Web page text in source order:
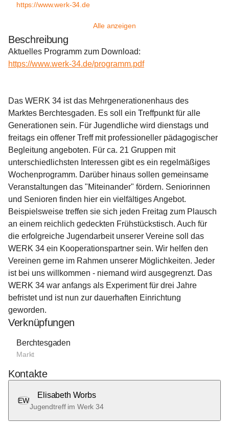
https://www.werk-34.de
Alle anzeigen
Beschreibung
Aktuelles Programm zum Download:
https://www.werk-34.de/programm.pdf
Das WERK 34 ist das Mehrgenerationenhaus des
Marktes Berchtesgaden. Es soll ein Treffpunkt für alle
Generationen sein. Für Jugendliche wird dienstags und
freitags ein offener Treff mit professioneller pädagogischer
Begleitung angeboten. Für ca. 21 Gruppen mit
unterschiedlichsten Interessen gibt es ein regelmäßiges
Wochenprogramm. Darüber hinaus sollen gemeinsame
Veranstaltungen das "Miteinander" fördern. Seniorinnen
und Senioren finden hier ein vielfältiges Angebot.
Beispielsweise treffen sie sich jeden Freitag zum Plausch
an einem reichlich gedeckten Frühstückstisch. Auch für
die erfolgreiche Jugendarbeit unserer Vereine soll das
WERK 34 ein Kooperationspartner sein. Wir helfen den
Vereinen gerne im Rahmen unserer Möglichkeiten. Jeder
ist bei uns willkommen - niemand wird ausgegrenzt. Das
WERK 34 war anfangs als Experiment für drei Jahre
befristet und ist nun zur dauerhaften Einrichtung
geworden.
Verknüpfungen
Berchtesgaden
Markt
Kontakte
EW
Elisabeth Worbs
Jugendtreff im Werk 34